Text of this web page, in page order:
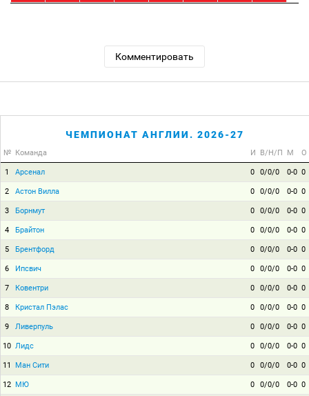
Комментировать
ЧЕМПИОНАТ АНГЛИИ. 2026-27
№ Команда И В/Н/П М О
1 Арсенал 0 0/0/0 0-0 0
2 Астон Вилла 0 0/0/0 0-0 0
3 Борнмут 0 0/0/0 0-0 0
4 Брайтон 0 0/0/0 0-0 0
5 Брентфорд 0 0/0/0 0-0 0
6 Ипсвич 0 0/0/0 0-0 0
7 Ковентри 0 0/0/0 0-0 0
8 Кристал Пэлас 0 0/0/0 0-0 0
9 Ливерпуль 0 0/0/0 0-0 0
10 Лидс 0 0/0/0 0-0 0
11 Ман Сити 0 0/0/0 0-0 0
12 МЮ 0 0/0/0 0-0 0